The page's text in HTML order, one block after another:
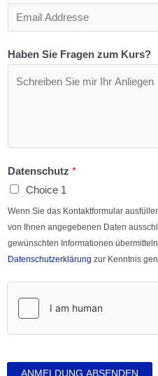
Haben Sie Fragen zum Kurs?
Datenschutz *
Choice 1
Wenn Sie das Kontaktformular
von Ihnen angegebenen Daten
gewünschten Informationen
Datenschutzerklärung zur Kenntnis
ANMELDUNG ABSENDEN